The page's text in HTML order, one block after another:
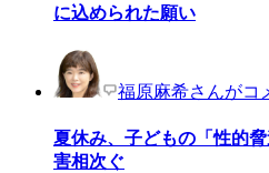
に込められた願い
福原麻希さんがコ
夏休み、子どもの「性的
害相次ぐ